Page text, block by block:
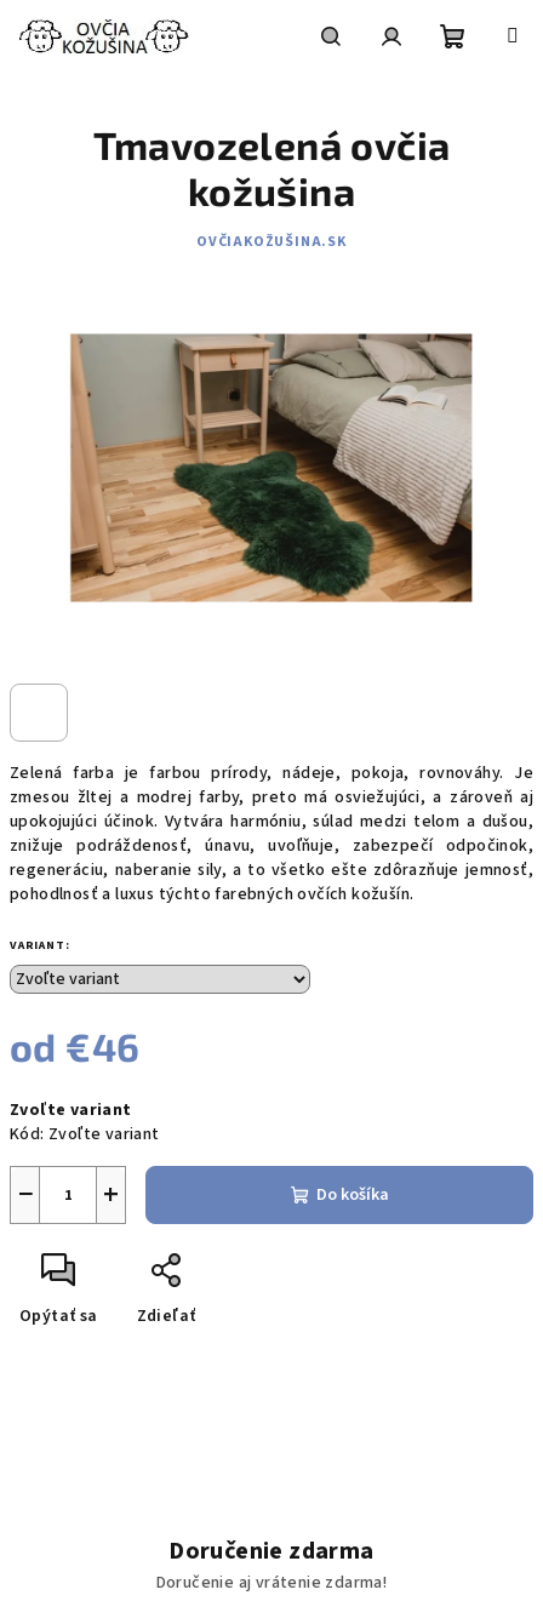
obsah
Zelená farba je farbou prírody, nádeje, pokoja, rovnováhy. Je
zmesou žltej a modrej farby, preto má osviežujúci, a zároveň aj
upokojujúci účinok. Vytvára harmóniu, súlad medzi telom a dušou,
znižuje podráždenosť, únavu, uvoľňuje, zabezpečí odpočinok,
regeneráciu, naberanie sily, a to všetko ešte zdôrazňuje jemnosť,
pohodlnosť a luxus týchto farebných ovčích kožušín.
VARIANT:
od €46
cena:
Zvoľte variant
Kód: Zvoľte variant
+
− Do košíka
Opýtať sa Zdieľať
Tmavozelená ovčia
kožušina
OVČIAKOŽUŠINA.SK
Doručenie zdarma
Doručenie aj vrátenie zdarma!